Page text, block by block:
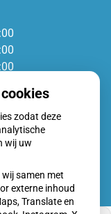
zodat deze
wij uw
samen met
externe inhoud
Translate en